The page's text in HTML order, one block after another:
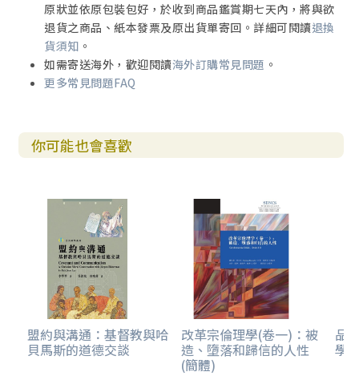
原狀並依原包裝包好，於收到商品鑑賞期七天內，將與欲
退貨之商品、紙本發票及原出貨單寄回。詳細可閱讀退換
貨須知 。
如需寄送海外，歡迎閱讀海外訂購常見問題 。
更多常見問題FAQ
你可能也會喜歡
盟約與溝通：基督教與哈
貝馬斯的道德交談
改革宗倫理學(卷一)：被
造、墮落和歸信的人性
(簡體)
品
學